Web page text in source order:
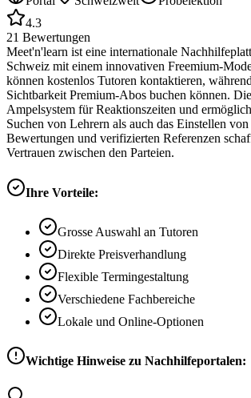
4.3
21 Bewertungen
Meet'n'learn ist eine internationale
Schweiz mit einem innovativen Freemium-
können kostenlos Tutoren kontaktieren,
Sichtbarkeit Premium-Abos buchen können.
Ampelsystem für Reaktionszeiten und
Suchen von Lehrern als auch das Einstellen
Bewertungen und verifizierten Referenzen
Vertrauen zwischen den Parteien.
Ihre Vorteile:
Grosse Auswahl an Tutoren
Direkte Preisverhandlung
Flexible Termingestaltung
Verschiedene Fachbereiche
Lokale und Online-Optionen
Wichtige Hinweise zu Nachhilfeportalen: